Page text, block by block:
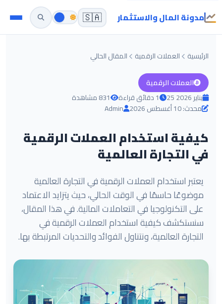
مدونة المال والاستثمار 🇸🇦
الرئيسية العملات الرقمية المقال الحالي
العملات الرقمية
25 يناير 2026
1 دقائق قراءة
831 مشاهدة
محدث: 10 أغسطس 2026
Admin
كيفية استخدام العملات الرقمية
في التجارة العالمية
يعتبر استخدام العملات الرقمية في التجارة العالمية
موضوعًا حاسمًا في الوقت الحالي، حيث يتزايد الاعتماد
على التكنولوجيا في التعاملات المالية. في هذا المقال،
سنستكشف كيفية استخدام العملات الرقمية في
التجارة العالمية، ونتناول الفوائد والتحديات المرتبطة بها.